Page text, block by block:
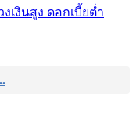
เงินสูง ดอกเบี้ยต่ำ